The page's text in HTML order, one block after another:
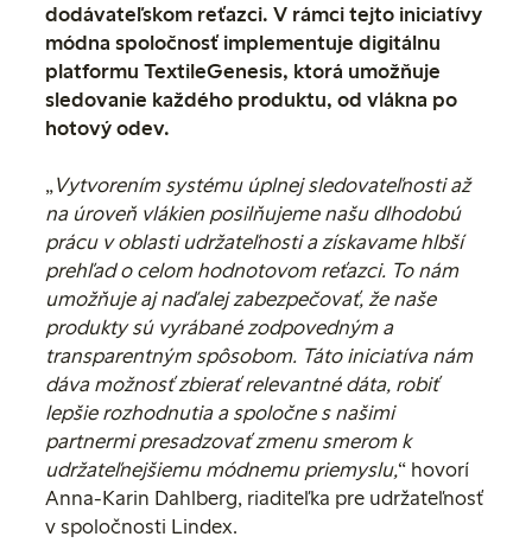
dodávateľskom reťazci. V rámci tejto iniciatívy
módna spoločnosť implementuje digitálnu
platformu TextileGenesis, ktorá umožňuje
sledovanie každého produktu, od vlákna po
hotový odev.
„Vytvorením systému úplnej sledovateľnosti až
na úroveň vlákien posilňujeme našu dlhodobú
prácu v oblasti udržateľnosti a získavame hlbší
prehľad o celom hodnotovom reťazci. To nám
umožňuje aj naďalej zabezpečovať, že naše
produkty sú vyrábané zodpovedným a
transparentným spôsobom. Táto iniciatíva nám
dáva možnosť zbierať relevantné dáta, robiť
lepšie rozhodnutia a spoločne s našimi
partnermi presadzovať zmenu smerom k
udržateľnejšiemu módnemu priemyslu,“ hovorí
Anna-Karin Dahlberg, riaditeľka pre udržateľnosť
v spoločnosti Lindex.